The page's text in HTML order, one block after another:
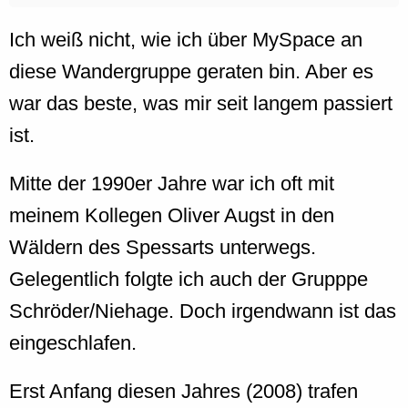
Ich weiß nicht, wie ich über MySpace an
diese Wandergruppe geraten bin. Aber es
war das beste, was mir seit langem passiert
ist.
Mitte der 1990er Jahre war ich oft mit
meinem Kollegen Oliver Augst in den
Wäldern des Spessarts unterwegs.
Gelegentlich folgte ich auch der Grupppe
Schröder/Niehage. Doch irgendwann ist das
eingeschlafen.
Erst Anfang diesen Jahres (2008) trafen